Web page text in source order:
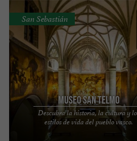
Museo San Telmo
Descubra la historia, la cultura y
estilos de vida del pueblo vasco.
San Sebastián
El Museo San Telmo se encuentra en el
antiguo de San Sebastián, en uno de los
edificios que ...